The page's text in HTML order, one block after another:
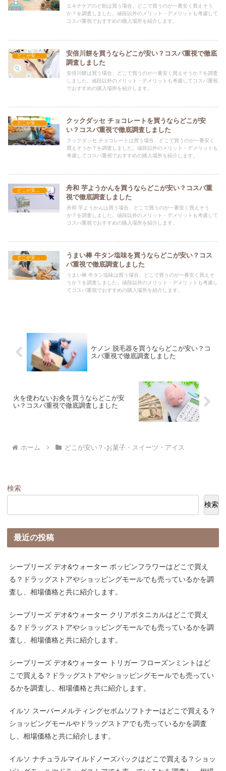
エキナケアのど飴は買う場合、どこで買うのが一番安く買えそう
か？を調査しました。値段以外のメリット・デメリットも考慮して
コスパ重視でおすすめの購入場所を紹介します。
どこが安い？-お菓子・スイーツ・アイス
安倍川餅を買うならどこが安い？コスパ重視で徹底
調査しました
安倍川餅は買う場合、どこで買うのが一番安く買えそうか？を調査
しました。値段以外のメリット・デメリットも考慮してコスパ重視
でおすすめの購入場所を紹介します。
どこが安い？-お菓子・スイーツ・アイス
クックダッセ チョコレートを買うならどこが安
い？コスパ重視で徹底調査しました
クックダッセ チョコレートは買う場合、どこで買うのが一番安く
買えそうか？を調査しました。値段以外のメリット・デメリットも
考慮してコスパ重視でおすすめの購入場所を紹介します。
どこが安い？-お菓子・スイーツ・アイス
舟和 芋ようかんを買うならどこが安い？コスパ重
視で徹底調査しました
舟和 芋ようかんは買う場合、どこで買うのが一番安く買えそう
か？を調査しました。値段以外のメリット・デメリットも考慮して
コスパ重視でおすすめの購入場所を紹介します。
どこが安い？-お菓子・スイーツ・アイス
うまい棒 牛タン塩味を買うならどこが安い？コス
パ重視で徹底調査しました
うまい棒 牛タン塩味は買う場合、どこで買うのが一番安く買えそ
うか？を調査しました。値段以外のメリット・デメリットも考慮し
てコスパ重視でおすすめの購入場所を紹介します。
ケノン 脱毛器を買うならどこが安い？コ
スパ重視で徹底調査しました
火を使わないお灸を買うならどこが安
い？コスパ重視で徹底調査しました
ホーム どこが安い？-お菓子・スイーツ・アイス
検索
検索
最近の投稿
シーブリーズ デオ&ウォーター ポッピンフラワーはどこで買え
る？ドラッグストアやショッピングモールでも売っているかを調
査し、相場価格と共に紹介します。
シーブリーズ デオ&ウォーター クリアボタニカルはどこで買え
る？ドラッグストアやショッピングモールでも売っているかを調
査し、相場価格と共に紹介します。
シーブリーズ デオ&ウォーター トリガー フローズンミントはど
こで買える？ドラッグストアやショッピングモールでも売ってい
るかを調査し、相場価格と共に紹介します。
イルソ スーパーメルティングセボムソフトナーはどこで買える？
ショッピングモールやドラッグストアでも売っているかを調査
し、相場価格と共に紹介します。
イルソ ナチュラルマイルドノーズパックはどこで買える？ショッ